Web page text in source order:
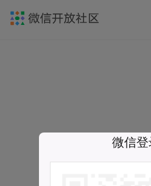
微信